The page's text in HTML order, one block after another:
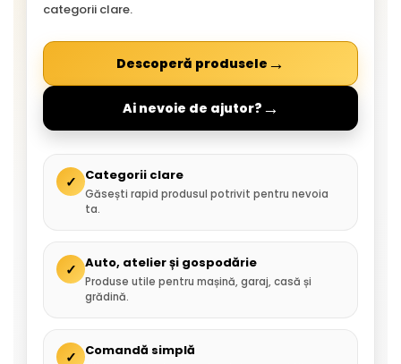
categorii clare.
Descoperă produsele →
Ai nevoie de ajutor? →
✓ Categorii clare
Găsești rapid produsul potrivit pentru nevoia
ta.
✓ Auto, atelier și gospodărie
Produse utile pentru mașină, garaj, casă și
grădină.
✓ Comandă simplă